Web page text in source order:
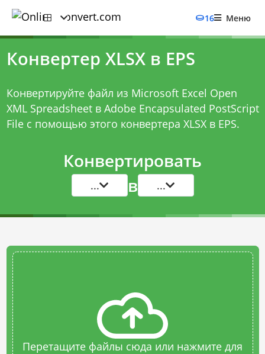
16 Меню
Конвертер XLSX в EPS
Конвертируйте файл из Microsoft Excel Open
XML Spreadsheet в Adobe Encapsulated PostScript
File с помощью этого конвертера XLSX в EPS.
Конвертировать
... в ...
Перетащите файлы сюда или нажмите для